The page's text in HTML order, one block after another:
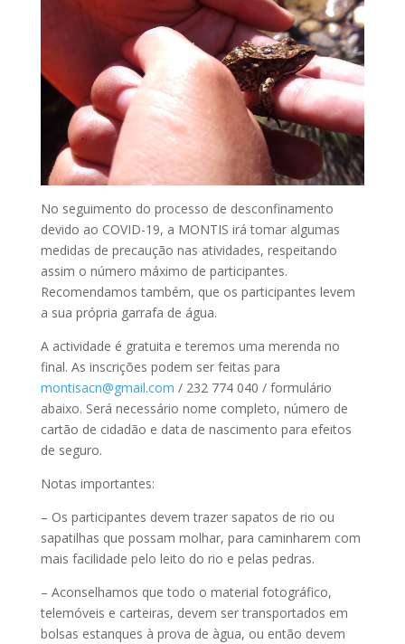
No seguimento do processo de desconfinamento
devido ao COVID-19, a MONTIS irá tomar algumas
medidas de precaução nas atividades, respeitando
assim o número máximo de participantes.
Recomendamos também, que os participantes levem
a sua própria garrafa de água.
A actividade é gratuita e teremos uma merenda no
final. As inscrições podem ser feitas para
montisacn@gmail.com / 232 774 040 / formulário
abaixo. Será necessário nome completo, número de
cartão de cidadão e data de nascimento para efeitos
de seguro.
Notas importantes:
– Os participantes devem trazer sapatos de rio ou
sapatilhas que possam molhar, para caminharem com
mais facilidade pelo leito do rio e pelas pedras.
– Aconselhamos que todo o material fotográfico,
telemóveis e carteiras, devem ser transportados em
bolsas estanques à prova de àgua, ou então devem